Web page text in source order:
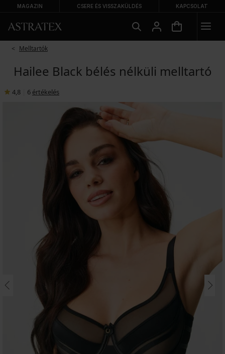
MAGAZIN CSERE ÉS VISSZAKÜLDÉS KAPCSOLAT
Melltartók
Hailee Black bélés nélküli melltartó
4,8 6 értékelés